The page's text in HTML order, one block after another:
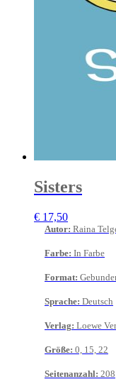
Sisters
€ 17,50
Autor: Raina
Farbe: In Farbe
Format:
Sprache: Deutsch
Verlag: Loewe
Größe: 0, 15, 22
Seitenanzahl: 208